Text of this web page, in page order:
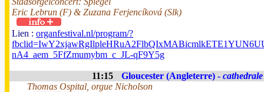
Eric Lebrun (F) & Zuzana Ferjencíková (Slk)
Lien : organfestival.nl/program/?
nA4_aem_5FfZmumybm_c_JL-qF9Y5g
11:15 Gloucester (Angleterre) - cathedrale
Thomas Ospital, orgue Nicholson